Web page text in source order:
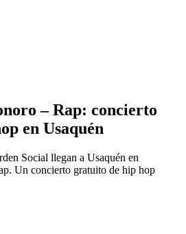
– Rap: concierto
en Usaquén
Social llegan a Usaquén en
Un concierto gratuito de hip hop